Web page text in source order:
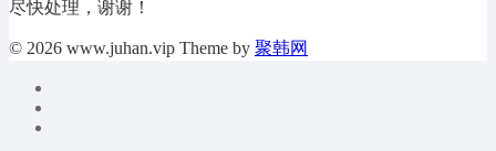
尽快处理，谢谢！
© 2026 www.juhan.vip Theme by 聚韩网